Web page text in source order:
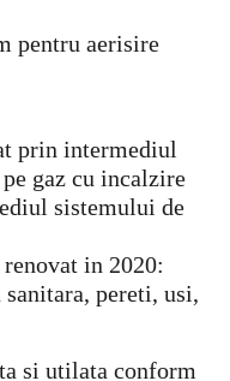
pentru aerisire
prin intermediul
gaz cu incalzire
sistemului de
in 2020:
pereti, usi,
si utilata conform